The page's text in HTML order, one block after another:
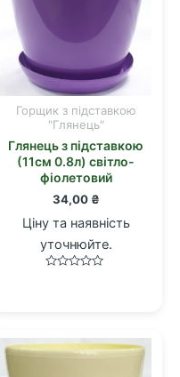
Горщик з підставкою
"Глянець"
Глянець з підставкою
(11см 0.8л) світло-
фіолетовий
34,00 ₴
Ціну та наявність
уточнюйте.